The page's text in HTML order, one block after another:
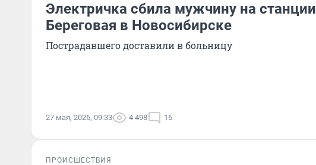
Электричка сбила мужчину на станции
Береговая в Новосибирске
Пострадавшего доставили в больницу
27 мая, 2026, 09:33 4 498 16
ПРОИСШЕСТВИЯ